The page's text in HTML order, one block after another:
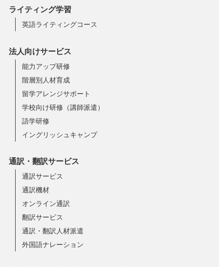
ライティング学習
英語ライティングコース
法人向けサービス
能力アップ研修
階層別人材育成
留学アレンジサポート
学校向け研修（講師派遣）
語学研修
イングリッシュキャンプ
通訳・翻訳サービス
通訳サービス
通訳機材
オンライン通訳
翻訳サービス
通訳・翻訳人材派遣
外国語ナレーション